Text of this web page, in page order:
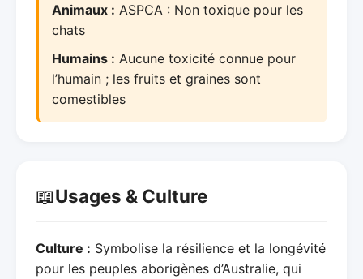
Animaux : ASPCA : Non toxique pour les
chats
Humains : Aucune toxicité connue pour
l’humain ; les fruits et graines sont
comestibles
📖Usages & Culture
Culture : Symbolise la résilience et la longévité
pour les peuples aborigènes d’Australie, qui